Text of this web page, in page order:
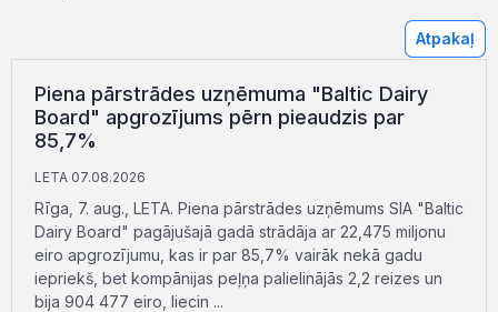
Atpakaļ
Piena pārstrādes uzņēmuma "Baltic Dairy
Board" apgrozījums pērn pieaudzis par
85,7%
LETA 07.08.2026
Rīga, 7. aug., LETA. Piena pārstrādes uzņēmums SIA "Baltic
Dairy Board" pagājušajā gadā strādāja ar 22,475 miljonu
eiro apgrozījumu, kas ir par 85,7% vairāk nekā gadu
iepriekš, bet kompānijas peļņa palielinājās 2,2 reizes un
bija 904 477 eiro, liecin ...